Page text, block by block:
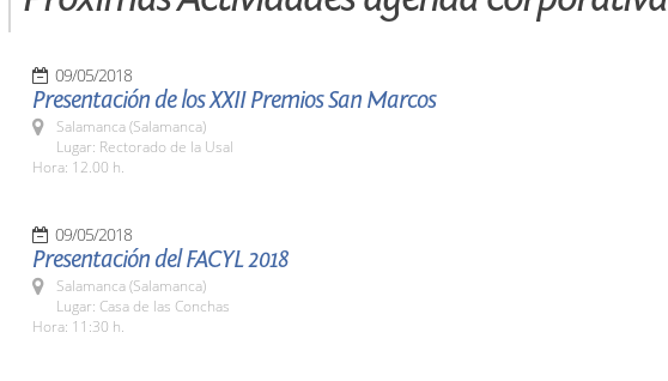
09/05/2018
Presentación de los XXII Premios San Marcos
Salamanca (Salamanca)
Lugar: Rectorado de la Usal
Hora: 12.00 h.
09/05/2018
Presentación del FACYL 2018
Salamanca (Salamanca)
Lugar: Casa de las Conchas
Hora: 11:30 h.